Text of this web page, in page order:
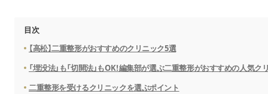
目次
【高松】二重整形がおすすめのクリニック5選
「埋没法」も「切開法」もOK！編集部が選ぶ二重整形がおすすめの人気ク
二重整形を受けるクリニックを選ぶポイント